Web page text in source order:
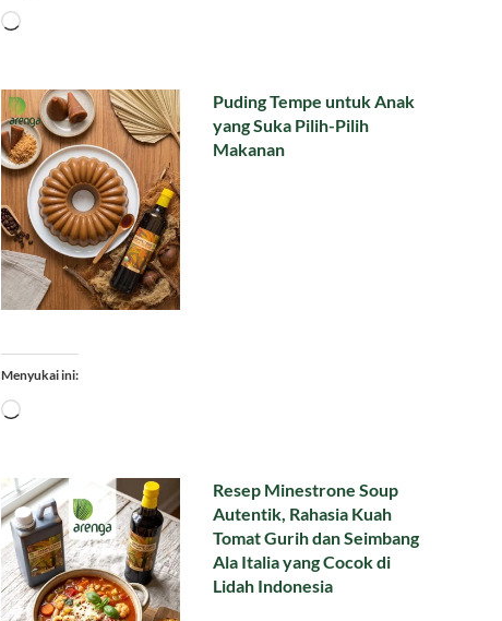
Memuat...
Puding Tempe untuk Anak
yang Suka Pilih-Pilih
Makanan
Menyukai ini:
Memuat...
Resep Minestrone Soup
Autentik, Rahasia Kuah
Tomat Gurih dan Seimbang
Ala Italia yang Cocok di
Lidah Indonesia